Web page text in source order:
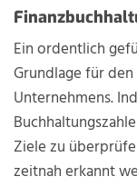
Ein ordentlich
Grundlage für
Unternehmens.
Ziele zu
zeitnah erkannt